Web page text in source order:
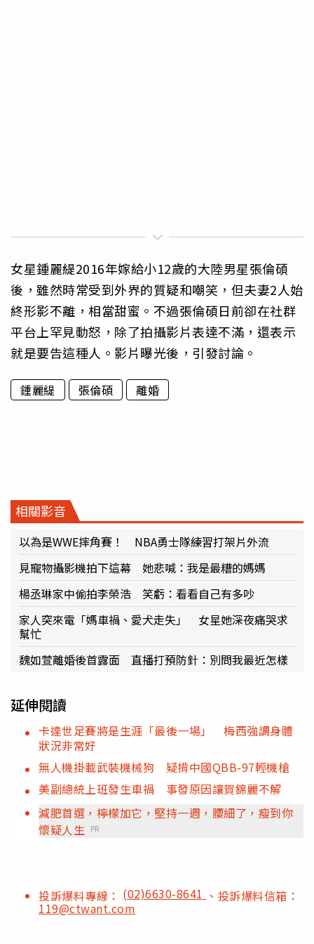
女星鍾麗緹2016年嫁給小12歲的大陸男星張倫碩
後，雖然時常受到外界的質疑和嘲笑，但夫妻2人始
終形影不離，相當甜蜜。不過張倫碩日前卻在社群
平台上罕見動怒，除了拍攝影片表達不滿，還表示
就是要告這種人。影片曝光後，引發討論。
鍾麗緹 張倫碩 離婚
相關影音
以為是WWE摔角賽！ NBA勇士隊練習打架片外流
見寵物攝影機拍下這幕 她悲喊：我是最糟的媽媽
楊丞琳家中偷拍李榮浩 笑虧：看看自己有多吵
家人突來電「媽車禍、愛犬走失」 女星她深夜痛哭求
幫忙
魏如萱離婚後首露面 直播打預防針：別問我最近怎樣
延伸閱讀
卡達世足賽將是生涯「最後一場」 梅西強調身體
狀況非常好
無人機掛載武裝機械狗 疑揹中國QBB-97輕機槍
美副總統上班發生車禍 事發原因讓賀錦麗不解
減肥首選，檸檬加它，堅持一週，腰細了，瘦到你
懷疑人生 PR
投訴爆料專線： (02)6630-8641 、投訴爆料信箱：
119@ctwant.com